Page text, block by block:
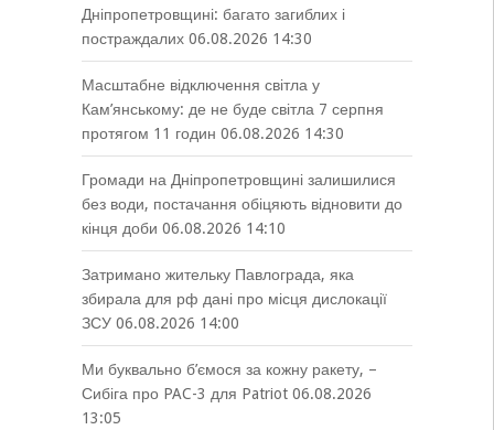
Дніпропетровщині: багато загиблих і
постраждалих 06.08.2026 14:30
Масштабне відключення світла у
Кам’янському: де не буде світла 7 серпня
протягом 11 годин 06.08.2026 14:30
Громади на Дніпропетровщині залишилися
без води, постачання обіцяють відновити до
кінця доби 06.08.2026 14:10
Затримано жительку Павлограда, яка
збирала для рф дані про місця дислокації
ЗСУ 06.08.2026 14:00
Ми буквально б’ємося за кожну ракету, –
Сибіга про PAC-3 для Patriot 06.08.2026
13:05